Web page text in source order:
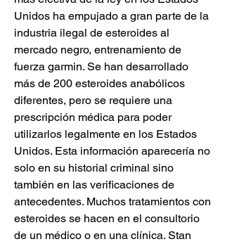
Unidos ha empujado a gran parte de la
industria ilegal de esteroides al
mercado negro, entrenamiento de
fuerza garmin. Se han desarrollado
más de 200 esteroides anabólicos
diferentes, pero se requiere una
prescripción médica para poder
utilizarlos legalmente en los Estados
Unidos. Esta información aparecería no
solo en su historial criminal sino
también en las verificaciones de
antecedentes. Muchos tratamientos con
esteroides se hacen en el consultorio
de un médico o en una clínica. Stan